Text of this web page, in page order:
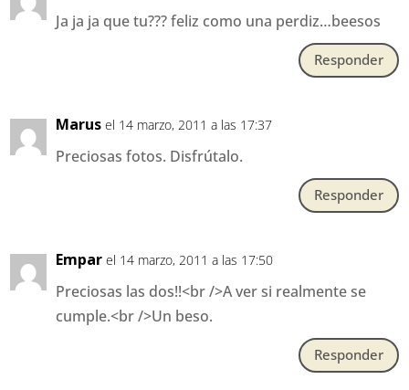
Ja ja ja que tu??? feliz como una perdiz…beesos
Responder
Marus el 14 marzo, 2011 a las 17:37
Preciosas fotos. Disfrútalo.
Responder
Empar el 14 marzo, 2011 a las 17:50
Preciosas las dos!!<br />A ver si realmente se
cumple.<br />Un beso.
Responder